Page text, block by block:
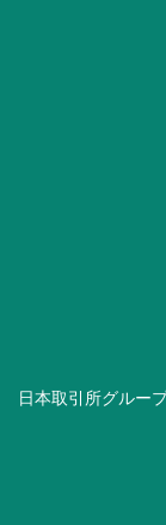
日本取引所グルー